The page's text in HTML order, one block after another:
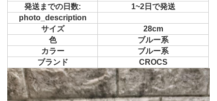
発送までの日数:
1~2日で発送
photo_description
サイズ
28cm
色
ブルー系
カラー
ブルー系
ブランド
CROCS